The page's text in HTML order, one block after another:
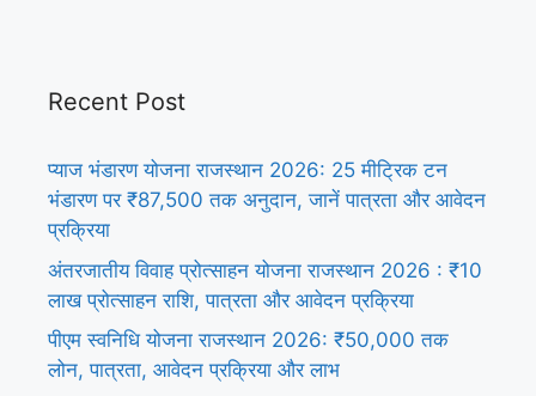
Recent Post
प्याज भंडारण योजना राजस्थान 2026: 25 मीट्रिक टन
भंडारण पर ₹87,500 तक अनुदान, जानें पात्रता और आवेदन
प्रक्रिया
अंतरजातीय विवाह प्रोत्साहन योजना राजस्थान 2026 : ₹10
लाख प्रोत्साहन राशि, पात्रता और आवेदन प्रक्रिया
पीएम स्वनिधि योजना राजस्थान 2026: ₹50,000 तक
लोन, पात्रता, आवेदन प्रक्रिया और लाभ